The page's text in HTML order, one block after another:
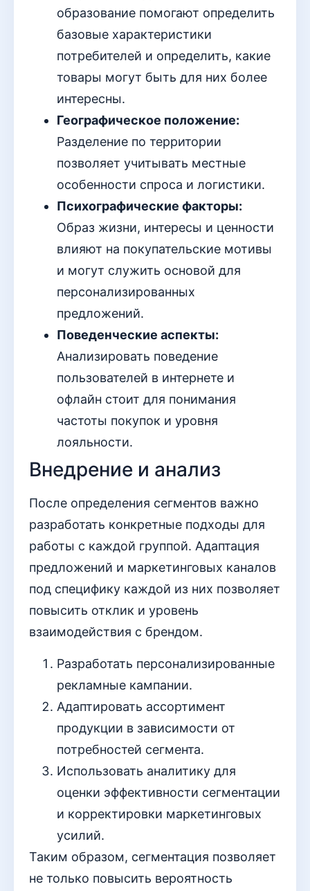
образование помогают определить
базовые характеристики
потребителей и определить, какие
товары могут быть для них более
интересны.
Географическое положение:
Разделение по территории
позволяет учитывать местные
особенности спроса и логистики.
Психографические факторы:
Образ жизни, интересы и ценности
влияют на покупательские мотивы
и могут служить основой для
персонализированных
предложений.
Поведенческие аспекты:
Анализировать поведение
пользователей в интернете и
офлайн стоит для понимания
частоты покупок и уровня
лояльности.
Внедрение и анализ
После определения сегментов важно
разработать конкретные подходы для
работы с каждой группой. Адаптация
предложений и маркетинговых каналов
под специфику каждой из них позволяет
повысить отклик и уровень
взаимодействия с брендом.
Разработать персонализированные
рекламные кампании.
Адаптировать ассортимент
продукции в зависимости от
потребностей сегмента.
Использовать аналитику для
оценки эффективности сегментации
и корректировки маркетинговых
усилий.
Таким образом, сегментация позволяет
не только повысить вероятность